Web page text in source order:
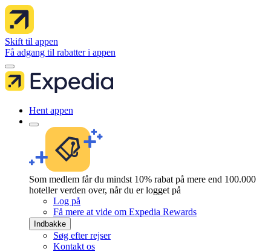
Skift til appen
Få adgang til rabatter i appen
Hent appen
Som medlem får du mindst 10% rabat på mere end 100.000
hoteller verden over, når du er logget på
Log på
Få mere at vide om Expedia Rewards
Indbakke
Søg efter rejser
Kontakt os